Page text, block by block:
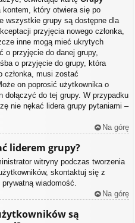
który otwiera się po
wszystkie grupy są dostępne dla
przyjęcia nowego członka,
inne mogą mieć ukrytych
o przyjęcie do danej grupy,
o przyjęcie do grupy, która
członka, musi zostać
on poprosić użytkownika o
do tej grupy. W przypadku
nie nękać lidera grupy pytaniami –
Na górę
liderem grupy?
witryny podczas tworzenia
skontaktuj się z
wiadomość.
Na górę
są